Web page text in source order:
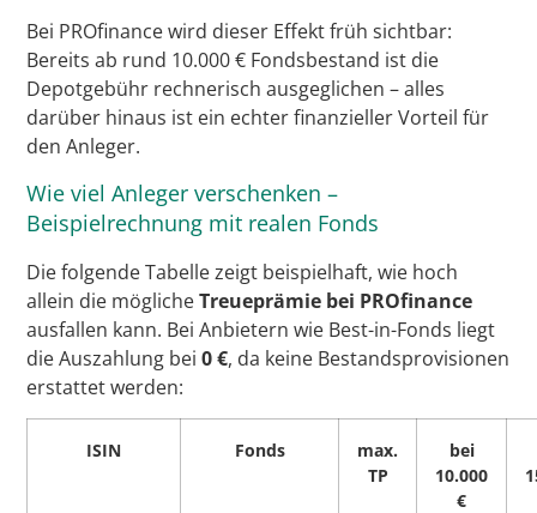
Bei PROfinance wird dieser Effekt früh sichtbar:
Bereits ab rund 10.000 € Fondsbestand ist die
Depotgebühr rechnerisch ausgeglichen – alles
darüber hinaus ist ein echter finanzieller Vorteil für
den Anleger.
Wie viel Anleger verschenken –
Beispielrechnung mit realen Fonds
Die folgende Tabelle zeigt beispielhaft, wie hoch
allein die möglicheTreueprämie bei PROfinance
ausfallen kann. Bei Anbietern wie Best-in-Fonds liegt
die Auszahlung bei0 €, da keine Bestandsprovisionen
erstattet werden:
ISIN Fonds
max.
TP
bei
10.000
€